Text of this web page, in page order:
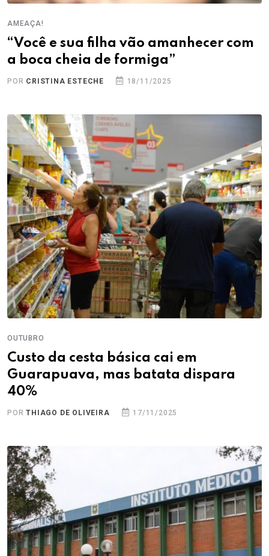
AMEAÇA!
“Você e sua filha vão amanhecer com
a boca cheia de formiga”
POR CRISTINA ESTECHE 18/11/2025
OUTUBRO
Custo da cesta básica cai em
Guarapuava, mas batata dispara
40%
PORTHIAGO DE OLIVEIRA 17/11/2025